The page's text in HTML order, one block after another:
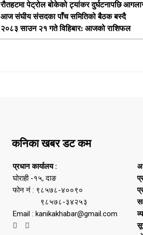
रौतहटमा पेट्रोल बोकेको ट्यांकर दुर्घटनापछि
आज संघीय संसदका पाँच समितिको बैठक बस्दै
२०८३ साउन २१ गते विहिबार: आजको राशिफल
कनिका खबर डट कम
प्रधान कार्यालय :
घोराही -१५, दाङ
फोन नं : ९८५७८-४००९०
९८५७८-३४२५३
Email : kanikakhabar@gmail.com